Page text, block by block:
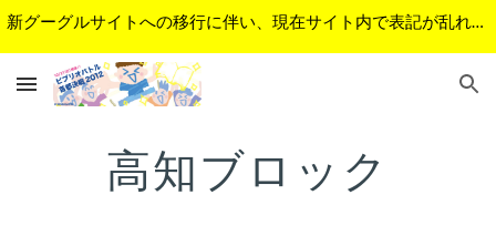
新グーグルサイトへの移行に伴い、現在サイト内で表記が乱れているページがあります。順次修正予定です。ご不便をおかけして申し訳ございません。
高知ブロック